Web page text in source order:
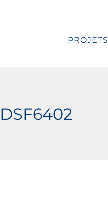
PROJETS